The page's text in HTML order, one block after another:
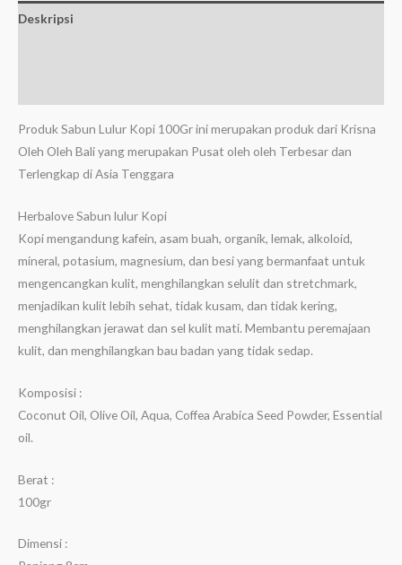
Deskripsi
Produk Sabun Lulur Kopi 100Gr ini merupakan produk dari Krisna
Oleh Oleh Bali yang merupakan Pusat oleh oleh Terbesar dan
Terlengkap di Asia Tenggara
Herbalove Sabun lulur Kopi
Kopi mengandung kafein, asam buah, organik, lemak, alkoloid,
mineral, potasium, magnesium, dan besi yang bermanfaat untuk
mengencangkan kulit, menghilangkan selulit dan stretchmark,
menjadikan kulit lebih sehat, tidak kusam, dan tidak kering,
menghilangkan jerawat dan sel kulit mati. Membantu peremajaan
kulit, dan menghilangkan bau badan yang tidak sedap.
Komposisi :
Coconut Oil, Olive Oil, Aqua, Coffea Arabica Seed Powder, Essential
oil.
Berat :
100gr
Dimensi :